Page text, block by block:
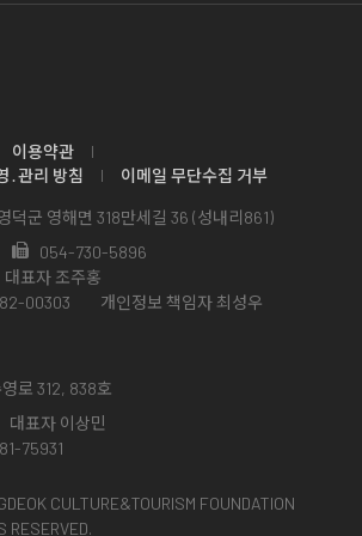
이용약관
․관리 방침
이메일 무단수집 거부
덕군 영해면 318만세길 36 (성내리861)
054-730-5896
대표자 조주홍
00303
개인정보 책임자 최성우
로 312, 838호
대표자 이상민
75931
CULTURE&TOURISM FOUNDATION
RESERVED.